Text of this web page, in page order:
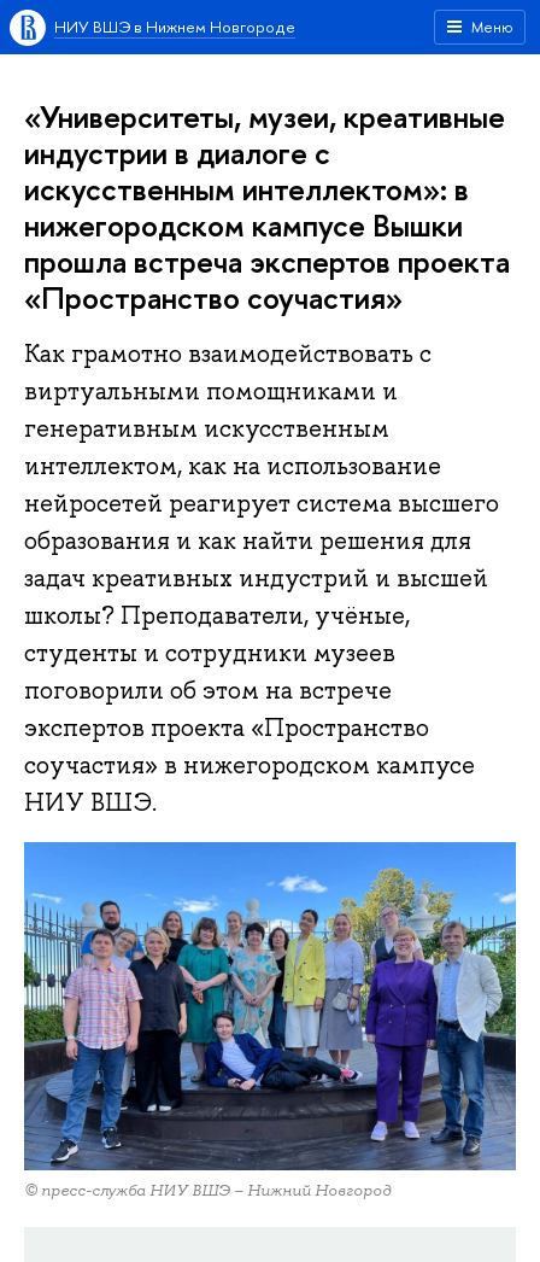
Меню
НИУ ВШЭ в Нижнем Новгороде
«Университеты, музеи, креативные
индустрии в диалоге с
искусственным интеллектом»: в
нижегородском кампусе Вышки
прошла встреча экспертов проекта
«Пространство соучастия»
Как грамотно взаимодействовать с
виртуальными помощниками и
генеративным искусственным
интеллектом, как на использование
нейросетей реагирует система высшего
образования и как найти решения для
задач креативных индустрий и высшей
школы? Преподаватели, учёные,
студенты и сотрудники музеев
поговорили об этом на встрече
экспертов проекта «Пространство
соучастия» в нижегородском кампусе
НИУ ВШЭ.
© пресс-служба НИУ ВШЭ – Нижний Новгород